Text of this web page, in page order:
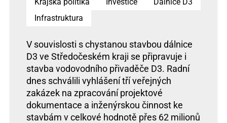
Infrastruktura
V souvislosti s chystanou stavbou dálnice
D3 ve Středočeském kraji se připravuje i
stavba vodovodního přivaděče D3. Radní
dnes schválili vyhlášení tří veřejných
zakázek na zpracování projektové
dokumentace a inženýrskou činnost ke
stavbám v celkové hodnotě přes 62 milionů